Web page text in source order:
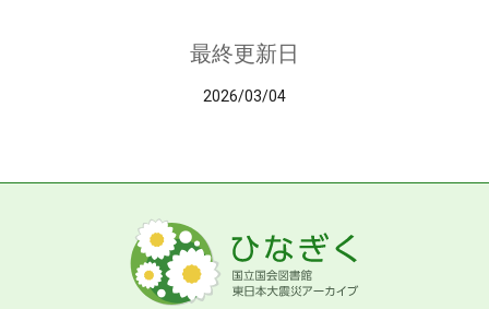
最終更新日
2026/03/04